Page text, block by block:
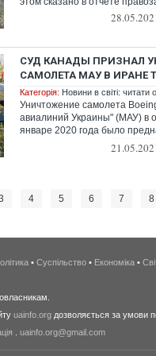
СУД КАНАДЫ ПРИЗНАЛ
САМОЛЕТА МАУ В ИРАНЕ
Категорія: Новини в світі: читати
Уничтожение самолета
авиалиний Украины" (МАУ) в
январе 2020 года было
4 5 6 7 8
• Суспільство • Економіка •
uainfo.org дозволяється за умови
uainfo.org@gmail.com